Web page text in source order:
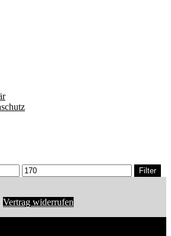
Max.
Preis
Filter
Vertrag widerrufen